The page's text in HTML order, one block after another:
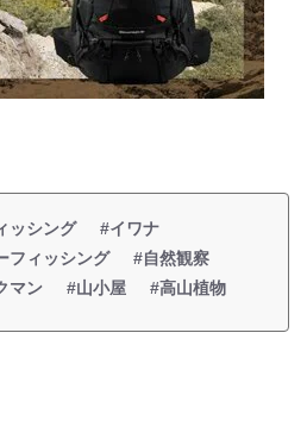
ッシング
#イワナ
フィッシング
#自然観察
マン #山小屋 #高山植物